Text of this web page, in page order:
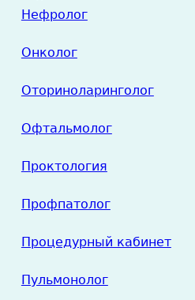
Нефролог
Онколог
Оториноларинголог
Офтальмолог
Проктология
Профпатолог
Процедурный кабинет
Пульмонолог